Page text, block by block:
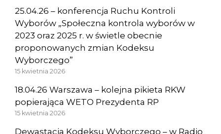
25.04.26 – konferencja Ruchu Kontroli
Wyborów „Społeczna kontrola wyborów w
2023 oraz 2025 r. w świetle obecnie
proponowanych zmian Kodeksu
Wyborczego”
15 kwietnia 2026
18.04.26 Warszawa – kolejna pikieta RKW
popierająca WETO Prezydenta RP
15 kwietnia 2026
Dewastacja Kodeksu Wyborczego – w Radio